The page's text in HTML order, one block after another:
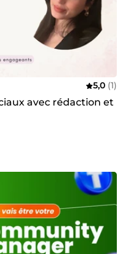
5,0 (1)
avec rédaction et